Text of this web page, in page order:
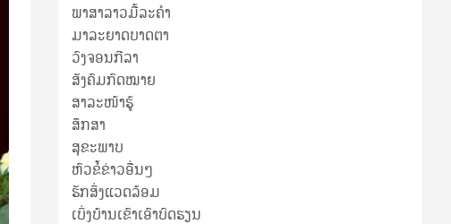
ພາສາລາວມື້ລະຄຳ
ມາລະຍາດບາດຕາ
ວົງຈອນກີລາ
ສັງຄົມກົດໝາຍ
ສາລະໜ້າຮູ້
ສຶກສາ
ສຸ​ຂະ​ພາບ
ຫົວຂໍ້ຂ່າວອື່ນໆ
ຮັກສິ່ງແວດລ້ອມ
ເບິ່ງບ້ານເຂົາເອົາບົດຮຽນ